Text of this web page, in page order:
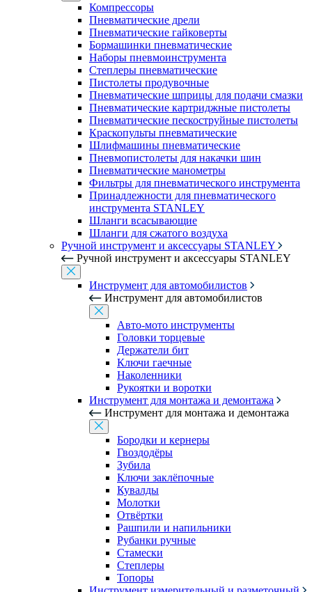
Компрессоры
Пневматические дрели
Пневматические гайковерты
Бормашинки пневматические
Наборы пневмоинструмента
Степлеры пневматические
Пистолеты продувочные
Пневматические шприцы для подачи смазки
Пневматические картриджные пистолеты
Пневматические пескоструйные пистолеты
Краскопульты пневматические
Шлифмашины пневматические
Пневмопистолеты для накачки шин
Пневматические манометры
Фильтры для пневматического инструмента
Принадлежности для пневматического
инструмента STANLEY
Шланги всасывающие
Шланги для сжатого воздуха
Ручной инструмент и аксессуары STANLEY
Ручной инструмент и аксессуары STANLEY
Инструмент для автомобилистов
Инструмент для автомобилистов
Авто-мото инструменты
Головки торцевые
Держатели бит
Ключи гаечные
Наколенники
Рукоятки и воротки
Инструмент для монтажа и демонтажа
Инструмент для монтажа и демонтажа
Бородки и кернеры
Гвоздодёры
Зубила
Ключи заклёпочные
Кувалды
Молотки
Отвёртки
Рашпили и напильники
Рубанки ручные
Стамески
Степлеры
Топоры